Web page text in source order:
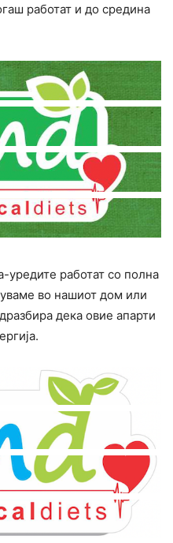
работат и до средина
работат со полна
во нашиот дом или
дека овие апарти